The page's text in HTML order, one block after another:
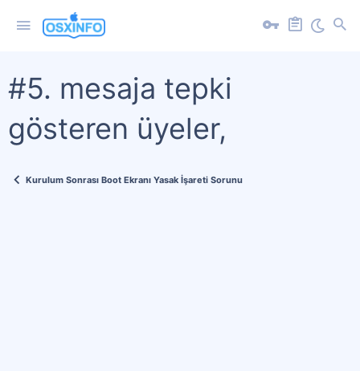
#5. mesaja tepki
gösteren üyeler,
Kurulum Sonrası Boot Ekranı Yasak İşareti Sorunu